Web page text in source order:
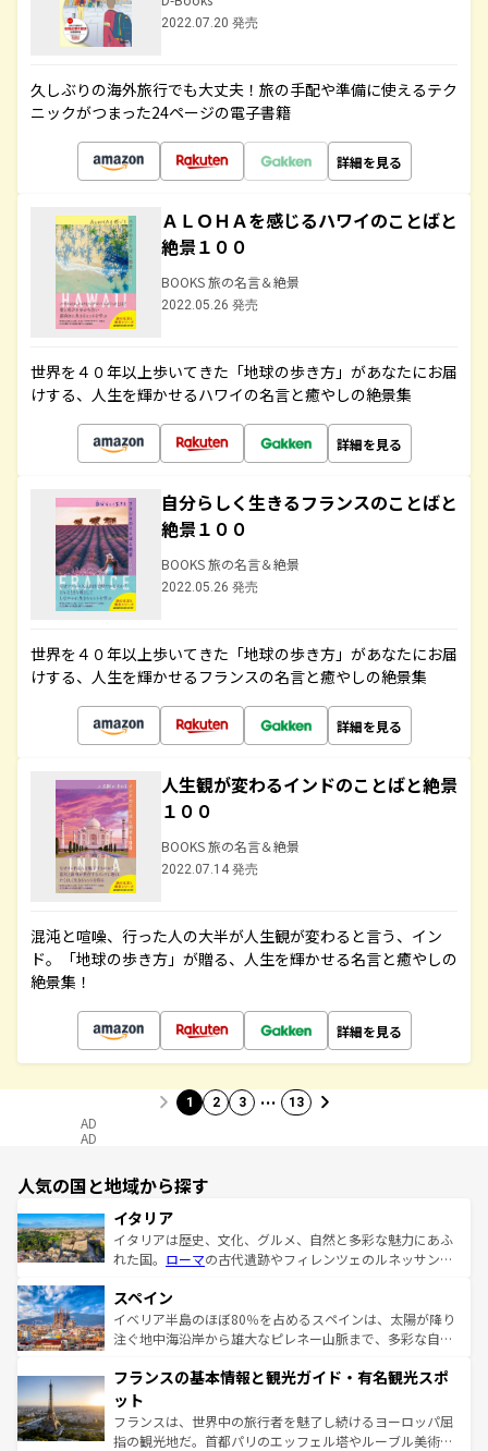
2022.07.20 発売
久しぶりの海外旅行でも大丈夫！旅の手配や準備に使えるテク
ニックがつまった24ページの電子書籍
詳細を見る
ＡＬＯＨＡを感じるハワイのことばと
絶景１００
BOOKS 旅の名言＆絶景
2022.05.26 発売
世界を４０年以上歩いてきた「地球の歩き方」があなたにお届
けする、人生を輝かせるハワイの名言と癒やしの絶景集
詳細を見る
自分らしく生きるフランスのことばと
絶景１００
BOOKS 旅の名言＆絶景
2022.05.26 発売
世界を４０年以上歩いてきた「地球の歩き方」があなたにお届
けする、人生を輝かせるフランスの名言と癒やしの絶景集
詳細を見る
人生観が変わるインドのことばと絶景
１００
BOOKS 旅の名言＆絶景
2022.07.14 発売
混沌と喧噪、行った人の大半が人生観が変わると言う、イン
ド。「地球の歩き方」が贈る、人生を輝かせる名言と癒やしの
絶景集！
詳細を見る
1 2 3 … 13
AD
AD
人気の国と地域から探す
イタリア
イタリアは歴史、文化、グルメ、自然と多彩な魅力にあふ
れた国。 ローマの古代遺跡やフィレンツェのルネッサンス
ろん、トスカーナの美しい田園風景やアマルフィ海岸の絶
景など、自然景観も見逃せない。観光の合間には、本場の
ピザやパスタなど、絶品のイタリア料理を堪能することも
ませてくれるイタリアで、忘れられない旅をしてみよう！
なお、新着のイタリア情報は
しい。
スペイン
イベリア半島のほぼ80％を占めるスペインは、太陽が降り
注ぐ地中海沿岸から雄大なピレネー山脈まで、多彩な自然
文化が根付くこの国では、情熱的なフラメンコ、熱気あふ
れる闘牛、そして美味しいタパスが生活の一部となってい
る。首都マドリードの洗練された雰囲気や、バルセロナの
アートに溢れた街角から、地方では古代ローマ遺跡や中世
フランスの基本情報と観光ガイド・有名観光スポ
ット
フランスは、世界中の旅行者を魅了し続けるヨーロッパ屈
指の観光地だ。首都パリのエッフェル塔やルーブル美術館